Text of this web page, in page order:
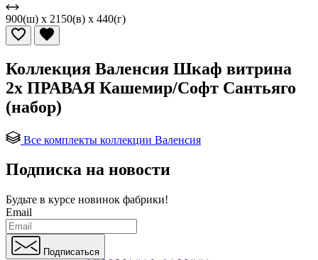
900(ш) x 2150(в) x 440(г)
Коллекция Валенсия Шкаф витрина
2х ПРАВАЯ Кашемир/Софт Сантьяго
(набор)
Все комплекты коллекции Валенсия
Подписка на новости
Будьте в курсе новинок фабрики!
Email
Подписаться